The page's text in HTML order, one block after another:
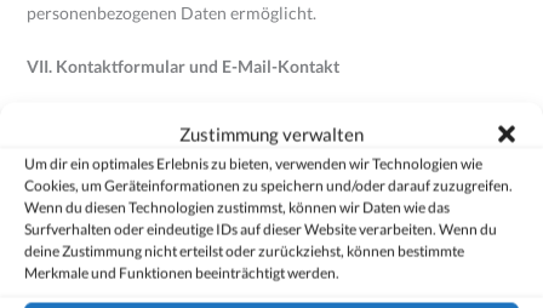
Zustimmung verwalten
Um dir ein optimales Erlebnis zu bieten, verwenden wir Technologien wie
Cookies, um Geräteinformationen zu speichern und/oder darauf zuzugreifen.
Wenn du diesen Technologien zustimmst, können wir Daten wie das
Surfverhalten oder eindeutige IDs auf dieser Website verarbeiten. Wenn du
deine Zustimmung nicht erteilst oder zurückziehst, können bestimmte
Merkmale und Funktionen beeinträchtigt werden.
personenbezogenen Daten ermöglicht.
VII. Kontaktformular und E-Mail-Kontakt
Auf unserer Internetseite ist ein Kontaktformular vorhanden,
welches für die elektronische Kontaktaufnahme genutzt werden
kann. Nimmt ein Nutzer diese Möglichkeit wahr, so werden die in
der Eingabemaske eingegeben Daten an uns übermittelt und
gespeichert.